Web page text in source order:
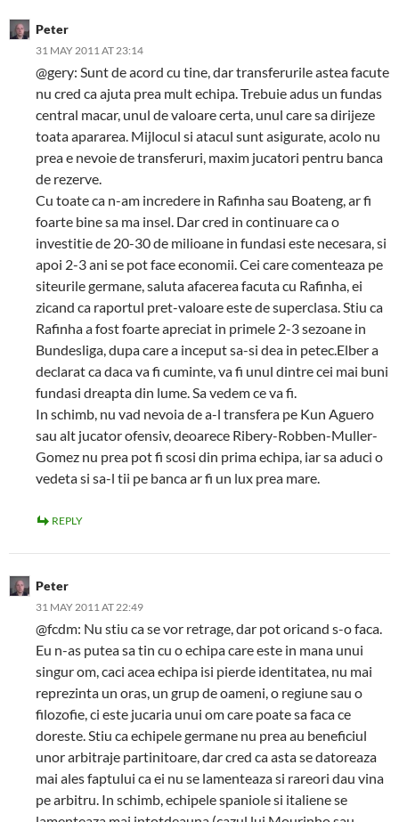
Peter
31 MAY 2011 AT 23:14
@gery: Sunt de acord cu tine, dar transferurile astea facute
nu cred ca ajuta prea mult echipa. Trebuie adus un fundas
central macar, unul de valoare certa, unul care sa dirijeze
toata apararea. Mijlocul si atacul sunt asigurate, acolo nu
prea e nevoie de transferuri, maxim jucatori pentru banca
de rezerve.
Cu toate ca n-am incredere in Rafinha sau Boateng, ar fi
foarte bine sa ma insel. Dar cred in continuare ca o
investitie de 20-30 de milioane in fundasi este necesara, si
apoi 2-3 ani se pot face economii. Cei care comenteaza pe
siteurile germane, saluta afacerea facuta cu Rafinha, ei
zicand ca raportul pret-valoare este de superclasa. Stiu ca
Rafinha a fost foarte apreciat in primele 2-3 sezoane in
Bundesliga, dupa care a inceput sa-si dea in petec.Elber a
declarat ca daca va fi cuminte, va fi unul dintre cei mai buni
fundasi dreapta din lume. Sa vedem ce va fi.
In schimb, nu vad nevoia de a-l transfera pe Kun Aguero
sau alt jucator ofensiv, deoarece Ribery-Robben-Muller-
Gomez nu prea pot fi scosi din prima echipa, iar sa aduci o
vedeta si sa-l tii pe banca ar fi un lux prea mare.
REPLY
Peter
31 MAY 2011 AT 22:49
@fcdm: Nu stiu ca se vor retrage, dar pot oricand s-o faca.
Eu n-as putea sa tin cu o echipa care este in mana unui
singur om, caci acea echipa isi pierde identitatea, nu mai
reprezinta un oras, un grup de oameni, o regiune sau o
filozofie, ci este jucaria unui om care poate sa faca ce
doreste. Stiu ca echipele germane nu prea au beneficiul
unor arbitraje partinitoare, dar cred ca asta se datoreaza
mai ales faptului ca ei nu se lamenteaza si rareori dau vina
pe arbitru. In schimb, echipele spaniole si italiene se